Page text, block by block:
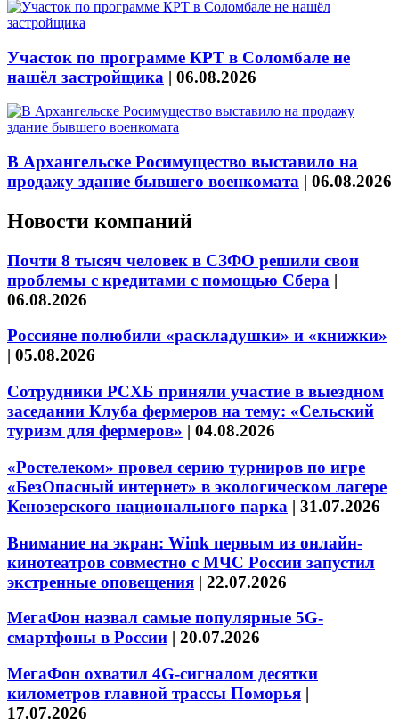
Участок по программе КРТ в Соломбале не
нашёл застройщика | 06.08.2026
В Архангельске Росимущество выставило на
продажу здание бывшего военкомата | 06.08.2026
Новости компаний
Почти 8 тысяч человек в СЗФО решили свои
проблемы с кредитами с помощью Сбера |
06.08.2026
Россияне полюбили «раскладушки» и «книжки»
| 05.08.2026
Сотрудники РСХБ приняли участие в выездном
заседании Клуба фермеров на тему: «Сельский
туризм для фермеров» | 04.08.2026
«Ростелеком» провел серию турниров по игре
«БезОпасный интернет» в экологическом лагере
Кенозерского национального парка | 31.07.2026
Внимание на экран: Wink первым из онлайн-
кинотеатров совместно с МЧС России запустил
экстренные оповещения | 22.07.2026
МегаФон назвал самые популярные 5G-
смартфоны в России | 20.07.2026
МегаФон охватил 4G-сигналом десятки
километров главной трассы Поморья |
17.07.2026